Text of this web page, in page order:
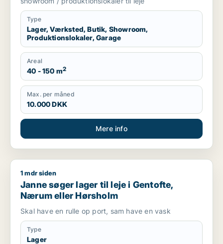
Type
Lager, Værksted, Butik, Showroom,
Produktionslokaler, Garage
Areal
40 - 150 m2
Max. per måned
10.000 DKK
Mere info
Janne søger lager til leje i Gentofte, Nærum eller Hørsholm
1 mdr siden
Janne søger lager til leje i Gentofte,
Nærum eller Hørsholm
Skal have en rulle op port, sam have en vask
Type
Lager